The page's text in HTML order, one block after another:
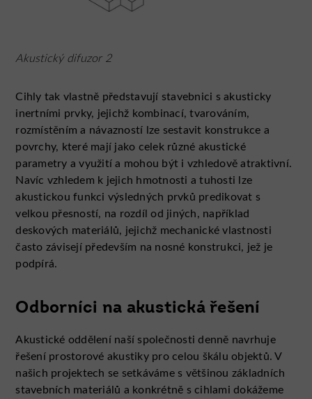
Akustický difuzor 2
Cihly tak vlastně představují stavebnici s akusticky
inertními prvky, jejichž kombinací, tvarováním,
rozmístěním a návazností lze sestavit konstrukce a
povrchy, které mají jako celek různé akustické
parametry a využití a mohou být i vzhledově atraktivní.
Navíc vzhledem k jejich hmotnosti a tuhosti lze
akustickou funkci výsledných prvků predikovat s
velkou přesností, na rozdíl od jiných, například
deskových materiá­lů, jejichž mechanické vlastnosti
často závisejí především na nosné konstrukci, jež je
podpírá.
Odborníci na akustická řešení
Akustické oddělení naší společnosti denně navrhuje
řešení prostorové akustiky pro celou škálu objektů. V
našich projektech se setkáváme s většinou základních
stavebních materiálů a konkrétně s cihlami dokážeme